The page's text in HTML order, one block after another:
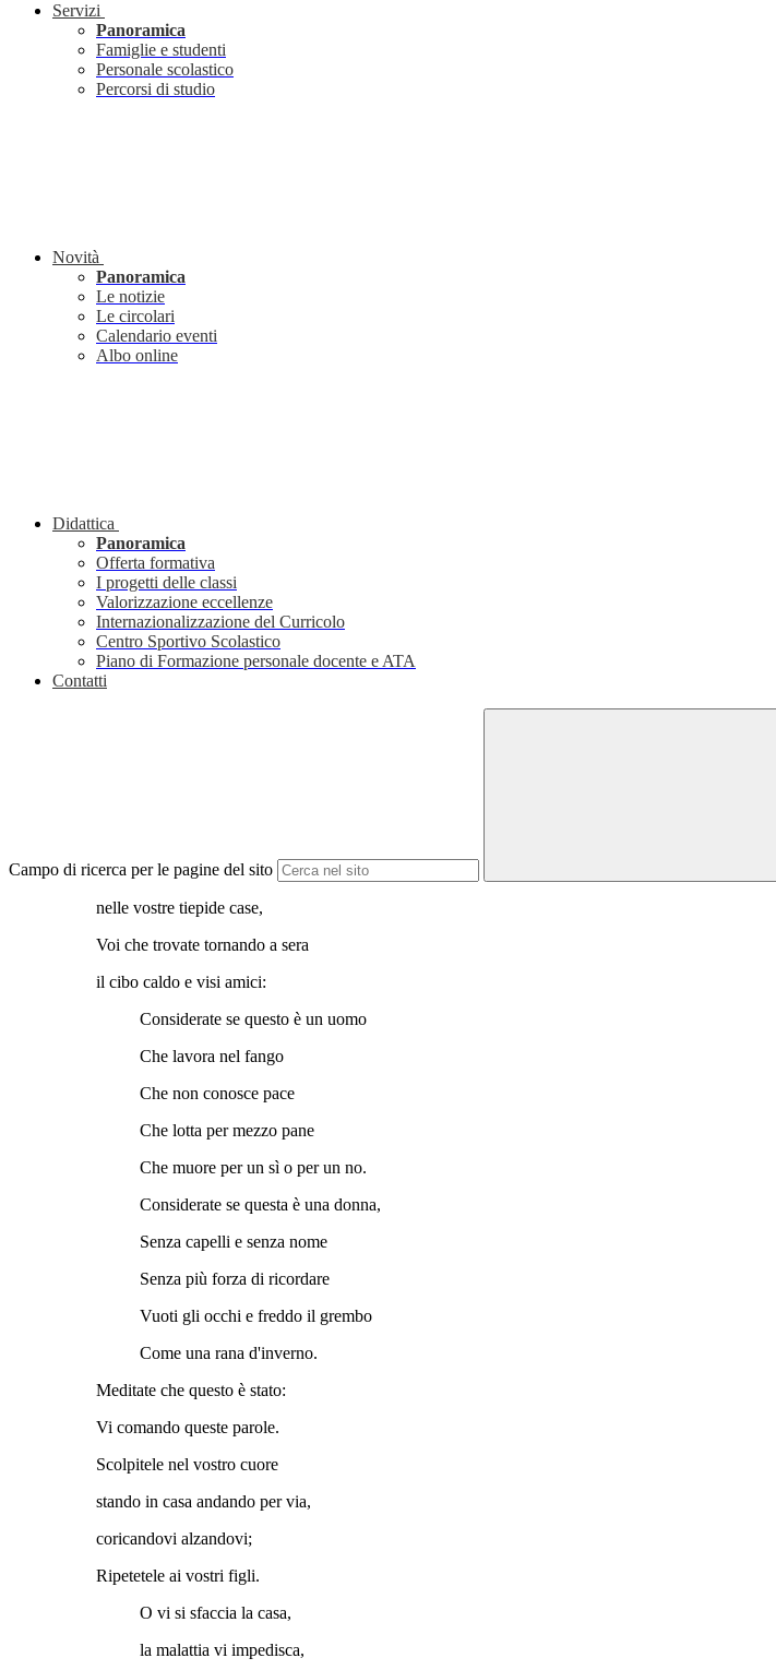
Servizi
Panoramica
Famiglie e studenti
Personale scolastico
Percorsi di studio
Novità
Panoramica
Le notizie
Le circolari
Calendario eventi
Albo online
Didattica
Panoramica
Offerta formativa
I progetti delle classi
Valorizzazione eccellenze
Internazionalizzazione del Curricolo
Centro Sportivo Scolastico
Piano di Formazione personale docente e ATA
Contatti
Campo di ricerca per le pagine del sito
nelle vostre tiepide case,
Voi che trovate tornando a sera
il cibo caldo e visi amici:
Considerate se questo è un uomo
Che lavora nel fango
Che non conosce pace
Che lotta per mezzo pane
Che muore per un sì o per un no.
Considerate se questa è una donna,
Senza capelli e senza nome
Senza più forza di ricordare
Vuoti gli occhi e freddo il grembo
Come una rana d'inverno.
Meditate che questo è stato:
Vi comando queste parole.
Scolpitele nel vostro cuore
stando in casa andando per via,
coricandovi alzandovi;
Ripetetele ai vostri figli.
O vi si sfaccia la casa,
la malattia vi impedisca,